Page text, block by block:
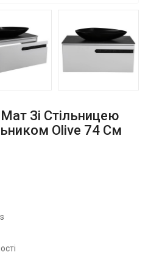
Зі Стільницею
Olive 74 См